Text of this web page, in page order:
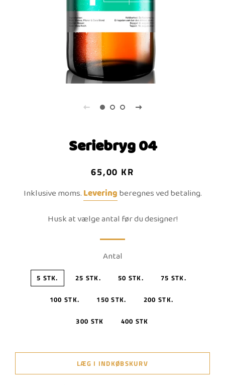
Seriebryg 04
Normalpris
Udsalgspris
65,00 KR
Inklusive moms.Leveringberegnes ved betaling.
Husk at vælge antal før du designer!
Antal
5 STK. 25 STK. 50 STK. 75 STK.
100 STK. 150 STK. 200 STK.
300 STK 400 STK
LÆG I INDKØBSKURV